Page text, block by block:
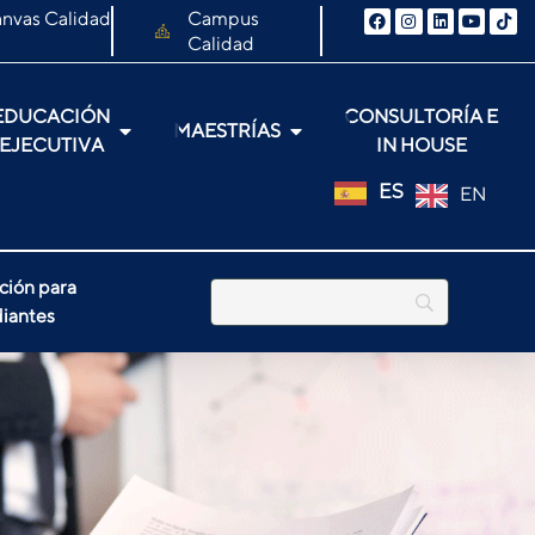
Calidad
Campus
Calidad
MAESTRÍAS
CONSULTORÍA E
IN HOUSE
ES EN
para